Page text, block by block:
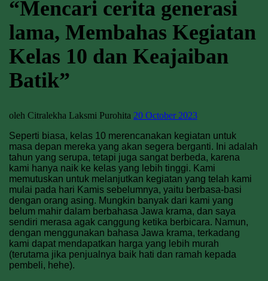
“Mencari cerita generasi
lama, Membahas Kegiatan
Kelas 10 dan Keajaiban
Batik”
oleh Citralekha Laksmi Purohita 20 October 2023
Seperti biasa, kelas 10 merencanakan kegiatan untuk
masa depan mereka yang akan segera berganti. Ini adalah
tahun yang serupa, tetapi juga sangat berbeda, karena
kami hanya naik ke kelas yang lebih tinggi. Kami
memutuskan untuk melanjutkan kegiatan yang telah kami
mulai pada hari Kamis sebelumnya, yaitu berbasa-basi
dengan orang asing. Mungkin banyak dari kami yang
belum mahir dalam berbahasa Jawa krama, dan saya
sendiri merasa agak canggung ketika berbicara. Namun,
dengan menggunakan bahasa Jawa krama, terkadang
kami dapat mendapatkan harga yang lebih murah
(terutama jika penjualnya baik hati dan ramah kepada
pembeli, hehe).